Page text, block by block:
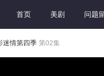
首页 美剧 问题
迷情第四季 第02集